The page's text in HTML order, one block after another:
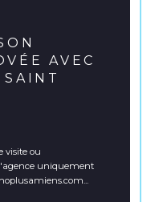
AVEC
visite ou
uniquement